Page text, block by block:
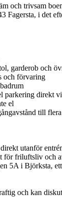
och trivsam
Fagersta, i det
garderob och
och förvaring
parkering direkt
el
till
utanför
för friluftsliv och
5A i Björksta,
och kan